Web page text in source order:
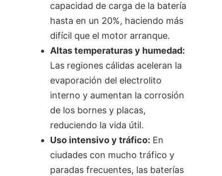
capacidad de carga de la batería
hasta en un 20%, haciendo más
difícil que el motor arranque.
Altas temperaturas y humedad:
Las regiones cálidas aceleran la
evaporación del electrolito
interno y aumentan la corrosión
de los bornes y placas,
reduciendo la vida útil.
Uso intensivo y tráfico: En
ciudades con mucho tráfico y
paradas frecuentes, las baterías